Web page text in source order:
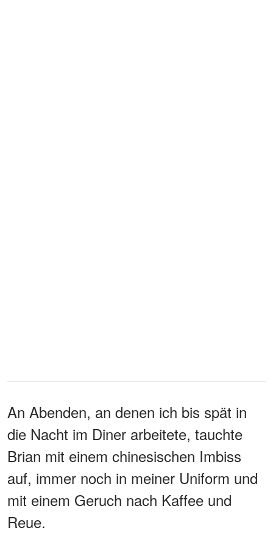
An Abenden, an denen ich bis spät in
die Nacht im Diner arbeitete, tauchte
Brian mit einem chinesischen Imbiss
auf, immer noch in meiner Uniform und
mit einem Geruch nach Kaffee und
Reue.